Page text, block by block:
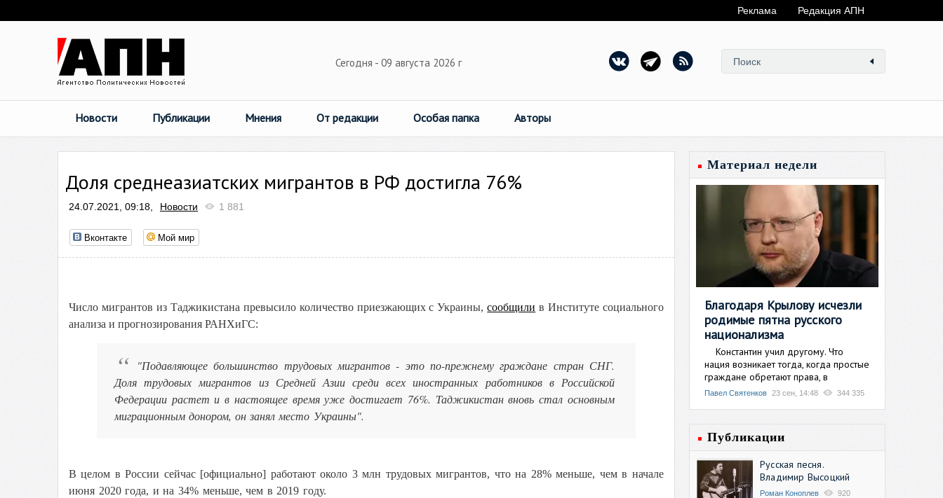
Реклама Редакция АПН
Сегодня - 09 августа 2026 г
Новости Публикации Мнения От редакции Особая папка Авторы
Доля среднеазиатских мигрантов в РФ достигла 76%
24.07.2021, 09:18, Новости 1 881
Вконтакте Мой мир
Число мигрантов из Таджикистана превысило количество приезжающих с Украины,сообщили в Институте социального
анализа и прогнозирования РАНХиГС:
"Подавляющее большинство трудовых мигрантов - это по-прежнему граждане стран СНГ.
Доля трудовых мигрантов из Средней Азии среди всех иностранных работников в Российской
Федерации растет и в настоящее время уже достигает 76%. Таджикистан вновь стал основным
миграционным донором, он занял место Украины".
В целом в России сейчас [официально] работают около 3 млн трудовых мигрантов, что на 28% меньше, чем в начале
июня 2020 года, и на 34% меньше, чем в 2019 году.
Материал недели
Благодаря Крылову исчезли
родимые пятна русского
национализма
Константин учил другому. Что
нация возникает тогда, когда простые
граждане обретают права, в
Павел Святенков 23 сен, 14:48 344 335
Публикации
Русская песня.
Владимир Высоцкий
Роман Коноплев 920